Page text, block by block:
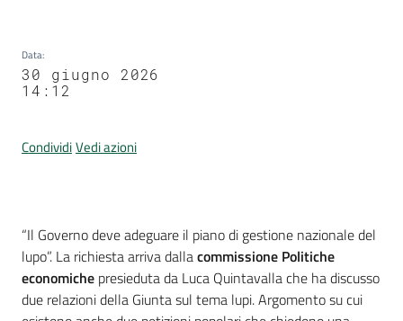
Data:
30 giugno 2026
14:12
CondividiVedi azioni
Contenuto
“Il Governo deve adeguare il piano di gestione nazionale del
lupo”. La richiesta arriva dallacommissione Politiche
economiche presieduta da Luca Quintavalla che ha discusso
due relazioni della Giunta sul tema lupi. Argomento su cui